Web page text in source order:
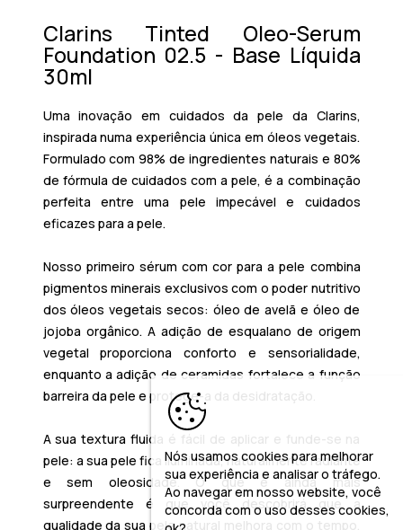
Clarins Tinted Oleo-Serum
Foundation 02.5 - Base Líquida
30ml
Uma inovação em cuidados da pele da Clarins,
inspirada numa experiência única em óleos vegetais.
Formulado com 98% de ingredientes naturais e 80%
de fórmula de cuidados com a pele, é a combinação
perfeita entre uma pele impecável e cuidados
eficazes para a pele.
Nosso primeiro sérum com cor para a pele combina
pigmentos minerais exclusivos com o poder nutritivo
dos óleos vegetais secos: óleo de avelã e óleo de
jojoba orgânico. A adição de esqualano de origem
vegetal proporciona conforto e sensorialidade,
enquanto a adição de ceramidas fortalece a função
barreira da pele e protege-a da desidratação.
A sua textura fluida é fácil de aplicar e funde-se na
pele: a sua pele fica iluminada, naturalmente radiante
e sem oleosidade. O que é ainda mais
surpreendente é que você descobrirá que a
qualidade da sua pele natural melhora com o tempo,
Nós usamos cookies para melhorar
sua experiência e analisar o tráfego.
Ao navegar em nosso website, você
concorda com o uso desses cookies,